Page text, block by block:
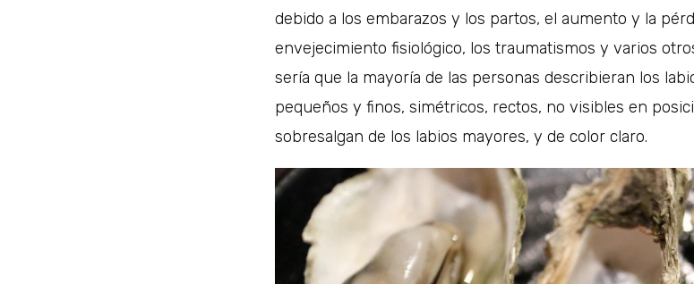
debido a los embarazos y los partos, el aumento y la
envejecimiento fisiológico, los traumatismos y varios
sería que la mayoría de las personas describieran los
pequeños y finos, simétricos, rectos, no visibles en
sobresalgan de los labios mayores, y de color claro.